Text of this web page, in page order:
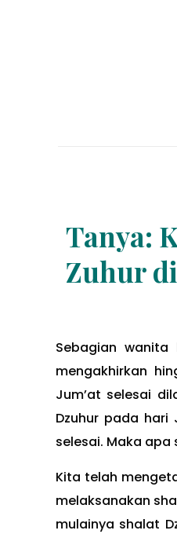
Tanya:
Zuhur
Sebagian
mengakhirkan
Jum’at selesai
Dzuhur pada
selesai. Maka
Kita telah
melaksanakan
mulainya shalat